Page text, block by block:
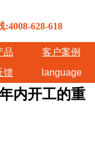
:4008-628-618
品
客户案例
馈 language
内开工的重